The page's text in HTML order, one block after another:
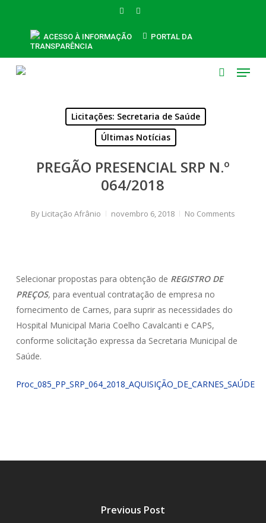
FACEBOOKINSTAGRAM
ACESSO À INFORMAÇÃO
PORTAL DA
TRANSPARÊNCIA
Menu
Licitações: Secretaria de Saúde
Últimas Notícias
PREGÃO PRESENCIAL SRP N.º
064/2018
By Licitação Afrânio novembro 6, 2018 No Comments
Selecionar propostas para obtenção de REGISTRO DE
PREÇOS, para eventual contratação de empresa no
fornecimento de Carnes, para suprir as necessidades do
Hospital Municipal Maria Coelho Cavalcanti e CAPS,
conforme solicitação expressa da Secretaria Municipal de
Saúde.
Proc_085_PP_SRP_064_2018_AQUISIÇÃO_DE_CARNES_SAÚDE
Previous Post